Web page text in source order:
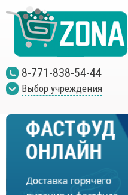
8-771-838-54-44
Выбор учреждения